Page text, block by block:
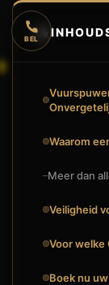
BEL🔥
Waarom
Meer dan
Veiligheid
Voor welke
Boek nu